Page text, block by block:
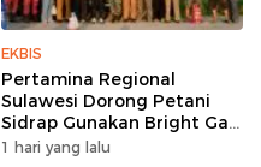
EKBIS
Pertamina Regional
Sulawesi Dorong Petani
Sidrap Gunakan Bright Gas
untuk Pompa Irigasi
1 hari yang lalu